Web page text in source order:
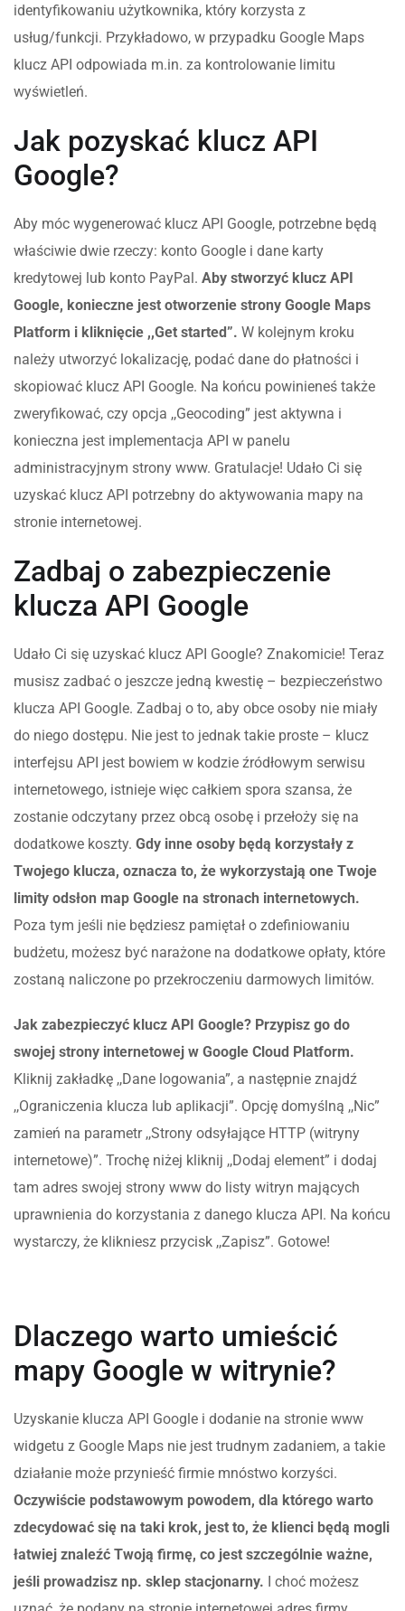
identyfikowaniu użytkownika, który korzysta z
usług/funkcji. Przykładowo, w przypadku Google Maps
klucz API odpowiada m.in. za kontrolowanie limitu
wyświetleń.
Jak pozyskać klucz API
Google?
Aby móc wygenerować klucz API Google, potrzebne będą
właściwie dwie rzeczy: konto Google i dane karty
kredytowej lub konto PayPal. Aby stworzyć klucz API
Google, konieczne jest otworzenie strony Google Maps
Platform i kliknięcie ,,Get started”. W kolejnym kroku
należy utworzyć lokalizację, podać dane do płatności i
skopiować klucz API Google. Na końcu powinieneś także
zweryfikować, czy opcja ,,Geocoding” jest aktywna i
konieczna jest implementacja API w panelu
administracyjnym strony www. Gratulacje! Udało Ci się
uzyskać klucz API potrzebny do aktywowania mapy na
stronie internetowej.
Zadbaj o zabezpieczenie
klucza API Google
Udało Ci się uzyskać klucz API Google? Znakomicie! Teraz
musisz zadbać o jeszcze jedną kwestię – bezpieczeństwo
klucza API Google. Zadbaj o to, aby obce osoby nie miały
do niego dostępu. Nie jest to jednak takie proste – klucz
interfejsu API jest bowiem w kodzie źródłowym serwisu
internetowego, istnieje więc całkiem spora szansa, że
zostanie odczytany przez obcą osobę i przełoży się na
dodatkowe koszty. Gdy inne osoby będą korzystały z
Twojego klucza, oznacza to, że wykorzystają one Twoje
limity odsłon map Google na stronach internetowych.
Poza tym jeśli nie będziesz pamiętał o zdefiniowaniu
budżetu, możesz być narażone na dodatkowe opłaty, które
zostaną naliczone po przekroczeniu darmowych limitów.
Jak zabezpieczyć klucz API Google? Przypisz go do
swojej strony internetowej w Google Cloud Platform.
Kliknij zakładkę ,,Dane logowania”, a następnie znajdź
,,Ograniczenia klucza lub aplikacji”. Opcję domyślną ,,Nic”
zamień na parametr ,,Strony odsyłające HTTP (witryny
internetowe)”. Trochę niżej kliknij ,,Dodaj element” i dodaj
tam adres swojej strony www do listy witryn mających
uprawnienia do korzystania z danego klucza API. Na końcu
wystarczy, że klikniesz przycisk ,,Zapisz”. Gotowe!
Dlaczego warto umieścić
mapy Google w witrynie?
Uzyskanie klucza API Google i dodanie na stronie www
widgetu z Google Maps nie jest trudnym zadaniem, a takie
działanie może przynieść firmie mnóstwo korzyści.
Oczywiście podstawowym powodem, dla którego warto
zdecydować się na taki krok, jest to, że klienci będą mogli
łatwiej znaleźć Twoją firmę, co jest szczególnie ważne,
jeśli prowadzisz np. sklep stacjonarny. I choć możesz